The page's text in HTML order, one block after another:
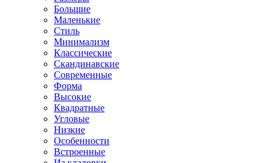
Большие
Маленькие
Стиль
Минимализм
Классические
Скандинавские
Современные
Форма
Высокие
Квадратные
Угловые
Низкие
Особенности
Встроенные